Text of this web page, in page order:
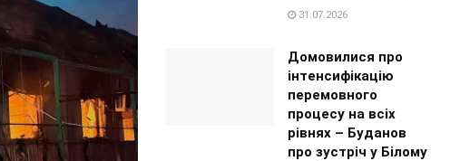
31.07.2026
Домовилися про
інтенсифікацію
перемовного
процесу на всіх
рівнях – Буданов
про зустріч у Білому